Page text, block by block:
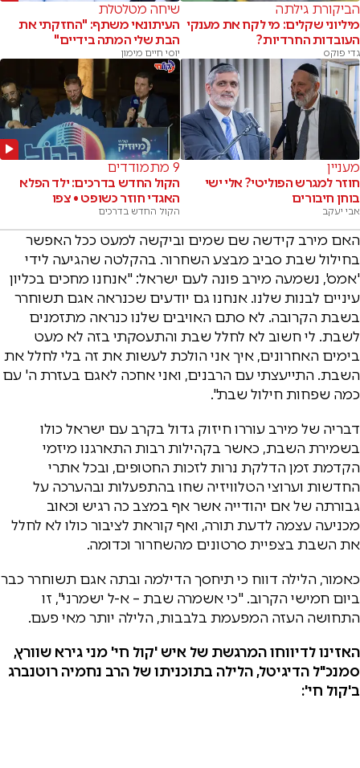
הביקורת גילתה
מיליוני שקלים: מי לקח את מענקי
העובדות החרדיות?
גדי פוקס
שיחה מטלטלת
העיתונאי משתף: "החזקתי את
הבת שלי המתה בידיים"
יוסי חיים מימון
מעניין
חוזר למגרש הפוליטי? אלי ישי
בוחן חיבורים
אבי יעקב
9 מתמודדים
הקול החדש בדרכים: ילד הפלא
האגדי חוזר כשופט • צפו
הקול החדש בדרכים
האם מירב קידשה שם שמים וביקשה למעט ככל האפשר
בחילול שבת סביב מבצע השחרור. בהקלטה שהגיעה לידי
'אמס', נשמעה מירב פונה לעם ישראל: "אנחנו מחכים בכליון
עיניים לבנות שלנו. אנחנו גם יודעים שכנראה אגם תשוחרר
בשבת הקרובה. לא סתם האויבים שלנו כנראה מתזמנים
לשבת. לי חשוב לא לחלל שבת והתעסקתי בזה לא מעט
בימים האחרונים, איך אני הולכת לעשות את זה בלי לחלל את
השבת. התייעצתי עם הרבנים, ואני אחכה לאגם בעזרת ה' עם
כמה שפחות חילול שבת".
דבריה של מירב עוררו חיזוק גדול בקרב עם ישראל כולו
בשמירת השבת, כאשר בקהילות רבות התארגנו מיזמי
הקדמת זמן הדלקת נרות לזכות החטופים, ובכל אתרי
החדשות וערוצי הטלוויזיה שחו בהתפעלות ובהערכה על
גבורתה של אם יהודייה אשר אף במצב כה רגיש וכאוב
מכניעה עצמה לדעת תורה, ואף קוראת לציבור כולו לא לחלל
את השבת בצפיית סרטונים מהשחרור וכדומה.
כאמור, הלילה דווח כי תיחסך הדילמה ובתה אגם תשוחרר כבר
ביום חמישי הקרוב. "כי אשמרה שבת – א-ל ישמרני", זו
התחושה העזה המפעמת בלבבות, הלילה יותר מאי פעם.
האזינו לדיווחו המרגשת של איש 'קול חי' מני גירא שוורץ,
סמנכ"ל הדיגיטל, הלילה בתוכניתו של הרב נחמיה רוטנברג
ב'קול חי':